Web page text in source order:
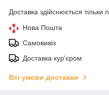
Доставка здійснюється тільки
Нова Пошта
Самовивіз
Доставка кур'єром
Всі умови доставки